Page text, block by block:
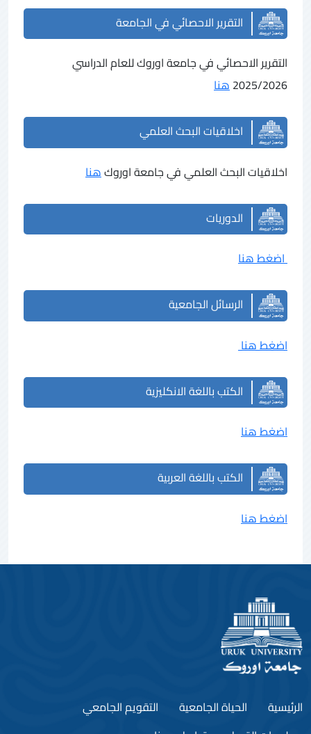
التقرير الاحصائي في الجامعة
التقرير الاحصائي في جامعة اوروك للعام الدراسي
2025/2026هنا
اخلاقيات البحث العلمي
اخلاقيات البحث العلمي في جامعة اوروكهنا
الدوريات
اضغط هنا
الرسائل الجامعية
اضغط هنا
الكتب باللغة الانكليزية
اضغط هنا
الكتب باللغة العربية
اضغط هنا
الرئيسية الحياة الجامعية
التقويم الجامعي